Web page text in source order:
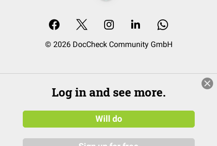
© 2026 DocCheck Community GmbH
Log in and see more.
Will do